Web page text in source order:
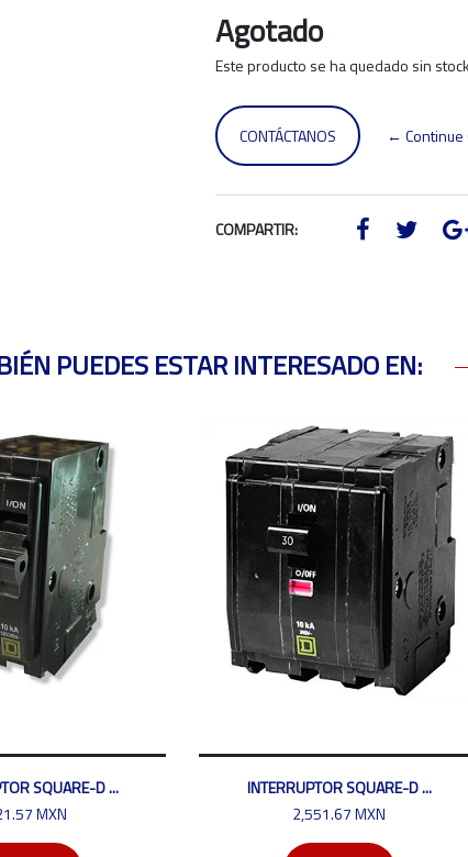
Agotado
Este producto se ha quedado sin
CONTÁCTANOS ← Continue
COMPARTIR:
PUEDES ESTAR INTERESADO EN:
SQUARE-D ...
MXN
INTERRUPTOR SQUARE-D ...
2,551.67 MXN